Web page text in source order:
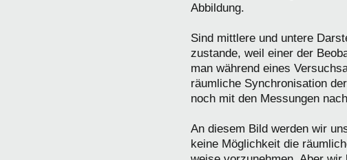
Abbildung.
Sind mittlere und untere
zustande, weil einer der
man während eines
räumliche Synchronisation
noch mit den Messungen
An diesem Bild werden wir
keine Möglichkeit die